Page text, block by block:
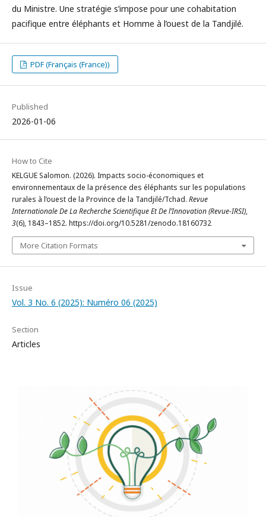
du Ministre. Une stratégie s’impose pour une cohabitation
pacifique entre éléphants et Homme à l’ouest de la Tandjilé.
PDF (Français (France))
Published
2026-01-06
How to Cite
KELGUE Salomon. (2026). Impacts socio-économiques et
environnementaux de la présence des éléphants sur les populations
rurales à l’ouest de la Province de la Tandjilé/Tchad. Revue
Internationale De La Recherche Scientifique Et De l’Innovation (Revue-IRSI),
3(6), 1843–1852. https://doi.org/10.5281/zenodo.18160732
More Citation Formats
Issue
Vol. 3 No. 6 (2025): Numéro 06 (2025)
Section
Articles